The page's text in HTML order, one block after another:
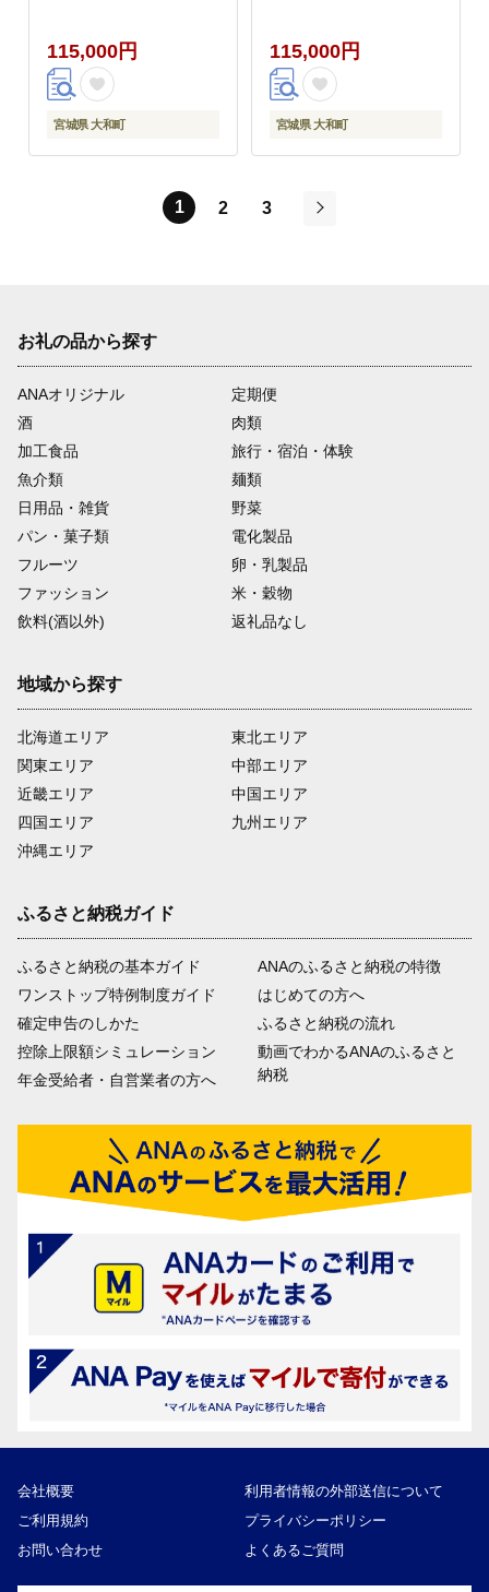
ッグ レザー 本革 日本
製 総手縫い ハンドメイ
ド ファッション メンズ
Samurai Craft【株式会
115,000円
宮城県 大和町
レザー 本革 日本製 総
手縫い ハンドメイド フ
ァッション メンズ
Samurai Craft【株式会
115,000円
宮城県 大和町
1 2
3
お礼の品から探す
ANAオリジナル
定期便
酒
肉類
加工食品
旅行・宿泊・体験
魚介類
麺類
日用品・雑貨
野菜
パン・菓子類
電化製品
フルーツ
卵・乳製品
ファッション
米・穀物
飲料(酒以外)
返礼品なし
地域から探す
北海道エリア
関東エリア
近畿エリア
四国エリア
沖縄エリア
東北エリア
中部エリア
中国エリア
九州エリア
ふるさと納税ガイド
ふるさと納税の基本ガイド
ワンストップ特例制度ガイド
確定申告のしかた
控除上限額シミュレーション
年金受給者・自営業者の方へ
ANAのふるさと納税の特徴
はじめての方へ
ふるさと納税の流れ
動画でわかるANAのふるさと
納税
会社概要
利用者情報の外部送信について
ご利用規約
プライバシーポリシー
お問い合わせ
よくあるご質問